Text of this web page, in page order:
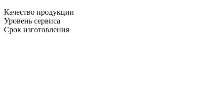
Качество продукции
Уровень сервиса
Срок изготовления